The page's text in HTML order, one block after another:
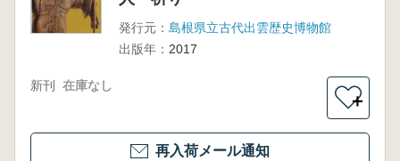
発行元： 島根県立古代出雲歴史博物館
出版年： 2017
新刊 在庫なし
＋
再入荷メール通知